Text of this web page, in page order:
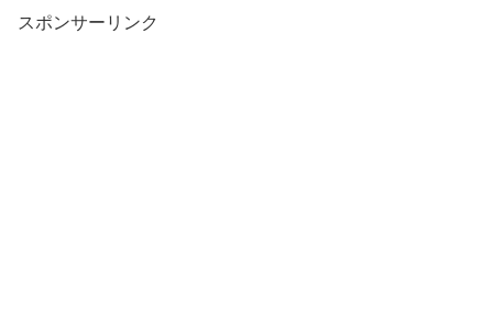
スポンサーリンク